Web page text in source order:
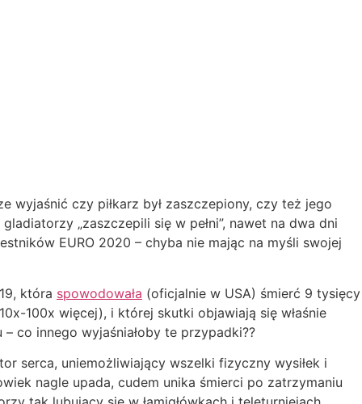
wyjaśnić czy piłkarz był zaszczepiony, czy też jego
„zaszczepili się w pełni”, nawet na dwa dni
EURO 2020 – chyba nie mając na myśli swojej
która spowodowała (oficjalnie w USA) śmierć 9 tysięcy
100x więcej), i której skutki objawiają się właśnie
co innego wyjaśniałoby te przypadki??
serca, uniemożliwiający wszelki fizyczny wysiłek i
nagle upada, cudem unika śmierci po zatrzymaniu